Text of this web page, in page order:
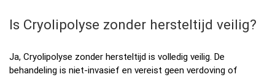
Is Cryolipolyse zonder hersteltijd veilig?
Ja, Cryolipolyse zonder hersteltijd is volledig veilig. De
behandeling is niet-invasief en vereist geen verdoving of